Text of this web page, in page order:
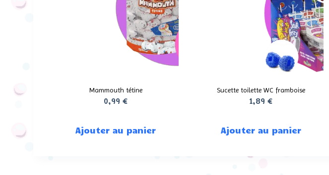
Mammouth tétine
0,99€
Ajouter au panier
Sucette toilette WC framboise
1,89 €
Ajouter au panier